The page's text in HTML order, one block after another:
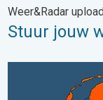
Weer&Radar
Stuur jouw
Volop zon en